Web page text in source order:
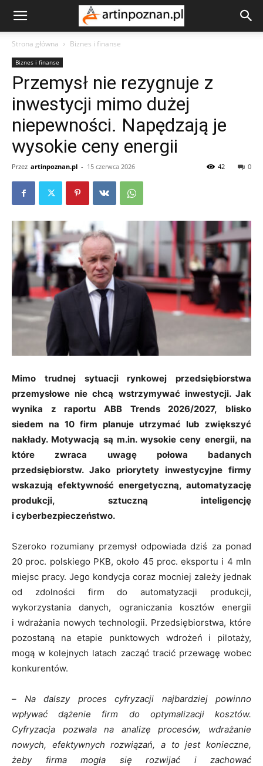
Strona główna Biznes i finanse
Biznes i finanse
Przemysł nie rezygnuje z
inwestycji mimo dużej
niepewności. Napędzają je
wysokie ceny energii
Przez artinpoznan.pl - 15 czerwca 2026 0
42
Mimo trudnej sytuacji rynkowej przedsiębiorstwa
przemysłowe nie chcą wstrzymywać inwestycji. Jak
wynika z raportu ABB Trends 2026/2027, blisko
siedem na 10 firm planuje utrzymać lub zwiększyć
nakłady. Motywacją są m.in. wysokie ceny energii, na
które zwraca uwagę połowa badanych
przedsiębiorstw. Jako priorytety inwestycyjne firmy
wskazują efektywność energetyczną, automatyzację
produkcji, sztuczną inteligencję
i cyberbezpieczeństwo.
Szeroko rozumiany przemysł odpowiada dziś za ponad
20 proc. polskiego PKB, około 45 proc. eksportu i 4 mln
miejsc pracy. Jego kondycja coraz mocniej zależy jednak
od zdolności firm do automatyzacji produkcji,
wykorzystania danych, ograniczania kosztów energii
i wdrażania nowych technologii. Przedsiębiorstwa, które
pozostaną na etapie punktowych wdrożeń i pilotaży,
mogą w kolejnych latach zacząć tracić przewagę wobec
konkurentów.
– Na dalszy proces cyfryzacji najbardziej powinno
wpływać dążenie firm do optymalizacji kosztów.
Cyfryzacja pozwala na analizę procesów, wdrażanie
nowych, efektywnych rozwiązań, a to jest konieczne,
żeby firma mogła się rozwijać i zachować